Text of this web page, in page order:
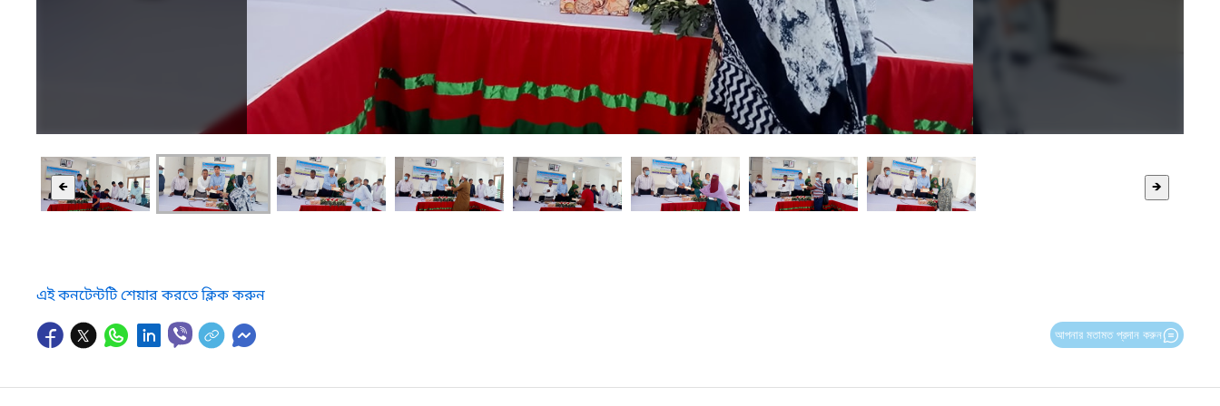
🡸 🡺
এই কনটেন্টটি শেয়ার করতে ক্লিক করুন
আপনার মতামত প্রদান করুন